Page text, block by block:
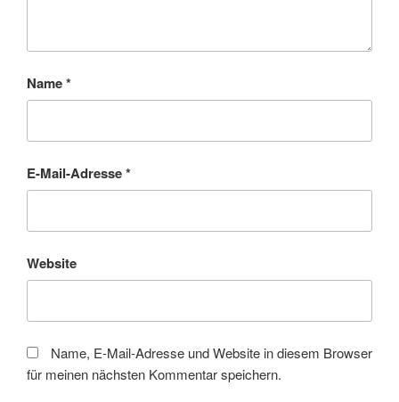
Name*
E-Mail-Adresse*
Website
Name, E-Mail-Adresse und Website in diesem Browser
für meinen nächsten Kommentar speichern.